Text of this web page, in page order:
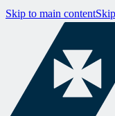
Skip to main content